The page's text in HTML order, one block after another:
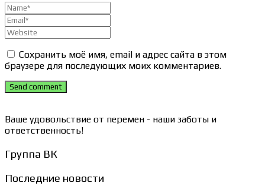
Сохранить моё имя, email и адрес сайта в этом
браузере для последующих моих комментариев.
Send comment
Ваше удовольствие от перемен - наши заботы и
ответственность!
Группа ВК
Последние новости